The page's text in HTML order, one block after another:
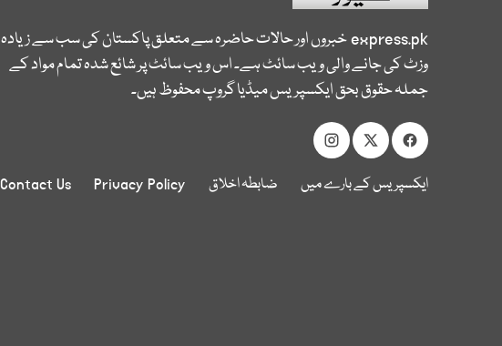
express.pkخبروں اور حالات حاضرہ سے متعلق پاکستان کی سب سے زیادہ
وزٹ کی جانے والی ویب سائٹ ہے۔ اس ویب سائٹ پر شائع شدہ تمام مواد کے
جملہ حقوق بحق ایکسپریس میڈیا گروپ محفوظ ہیں۔
ایکسپریس کے بارے میں ضابطہ اخلاق Privacy Policy
Contact Us